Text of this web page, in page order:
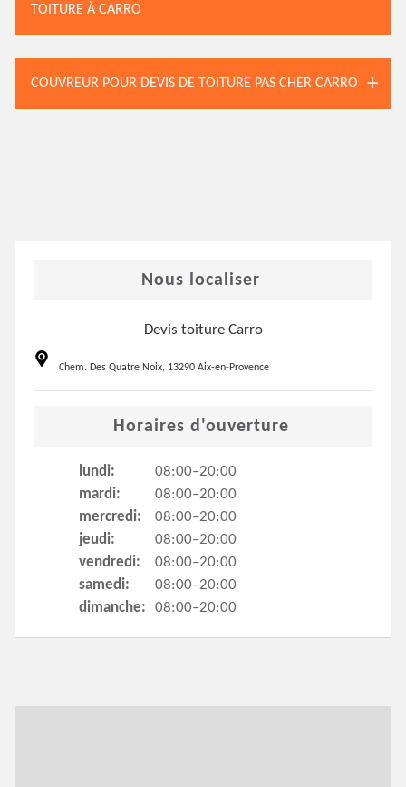
TOITURE À CARRO
COUVREUR POUR DEVIS DE TOITURE PAS CHER CARRO
Nous localiser
Devis toiture Carro
Chem. Des Quatre Noix, 13290 Aix-en-Provence
Horaires d'ouverture
lundi:
08:00–20:00
mardi:
08:00–20:00
mercredi:
08:00–20:00
jeudi:
08:00–20:00
vendredi:
08:00–20:00
samedi:
08:00–20:00
dimanche:
08:00–20:00